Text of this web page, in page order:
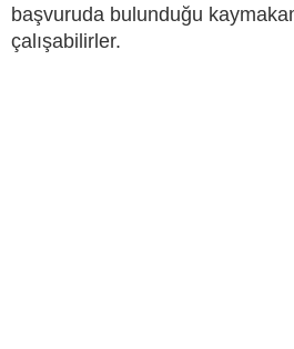
başvuruda bulunduğu
çalışabilirler.